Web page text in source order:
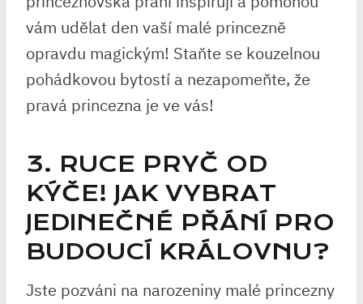
vám ⁢udělat den‌ vaší malé‌ princezně
‌opravdu magickým! Staňte​ se kouzelnou
pohádkovou bytostí a nezapomeňte, že
pravá ‍princezna je ve vás!
3. RUCE PRYČ OD
KÝČE! JAK VYBRAT
JEDINEČNÉ PŘÁNÍ PRO
⁣BUDOUCÍ‌ KRÁLOVNU?
Jste‌ pozváni na narozeniny malé⁣ princezny